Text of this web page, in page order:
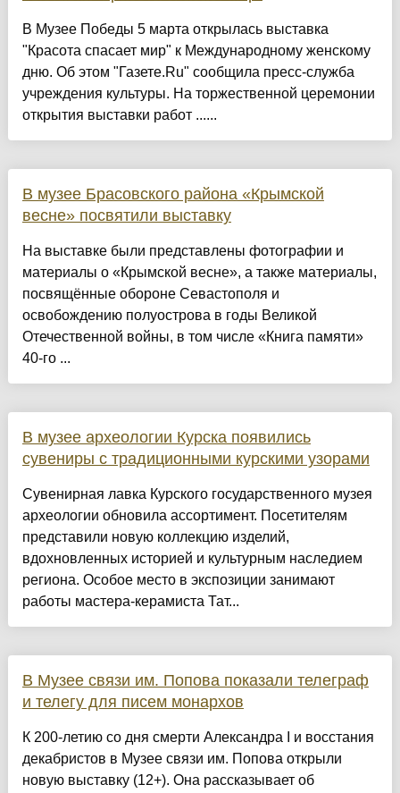
В Музее Победы 5 марта открылась выставка
"Красота спасает мир" к Международному женскому
дню. Об этом "Газете.Ru" сообщила пресс-служба
учреждения культуры. На торжественной церемонии
открытия выставки работ ......
В музее Брасовского района «Крымской
весне» посвятили выставку
На выставке были представлены фотографии и
материалы о «Крымской весне», а также материалы,
посвящённые обороне Севастополя и
освобождению полуострова в годы Великой
Отечественной войны, в том числе «Книга памяти»
40-го ...
В музее археологии Курска появились
сувениры с традиционными курскими узорами
Сувенирная лавка Курского государственного музея
археологии обновила ассортимент. Посетителям
представили новую коллекцию изделий,
вдохновленных историей и культурным наследием
региона. Особое место в экспозиции занимают
работы мастера-керамиста Тат...
В Музее связи им. Попова показали телеграф
и телегу для писем монархов
К 200-летию со дня смерти Александра I и восстания
декабристов в Музее связи им. Попова открыли
новую выставку (12+). Она рассказывает об